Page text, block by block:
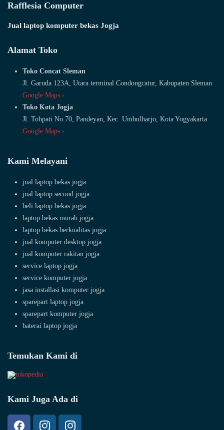
Rafflesia Computer
Jual laptop komputer bekas Jogja
Alamat Toko
Toko Concat Sleman
Jl. Garuda 123A, Utara terminal Condongcatur, Kabupaten Sleman
Google Maps ›
Toko Kota Jogja
Jl. Tohpati No.70, Pandeyan, Kec. Umbulharjo, Kota Yogyakarta
Google Maps ›
Kami Melayani
jual laptop bekas jogja
jual laptop second jogja
beli laptop bekas jogja
laptop bekas murah jogja
laptop bekas berkualitas jogja
jual komputer desktop jogja
jual komputer rakitan jogja
service laptop jogja
service komputer jogja
jasa installasi komputer jogja
sparepart laptop jogja
sparepart komputer jogja
baterai laptop jogja
Temukan Kami di
Kami Juga Ada di